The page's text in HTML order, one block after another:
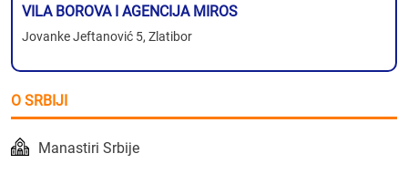
VILA BOROVA I AGENCIJA MIROS
Jovanke Jeftanović 5, Zlatibor
O SRBIJI
Manastiri Srbije